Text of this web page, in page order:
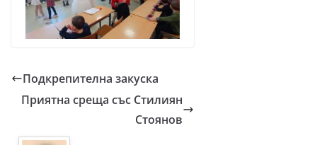
Подкрепителна закуска
Приятна среща със Стилиян
Стоянов